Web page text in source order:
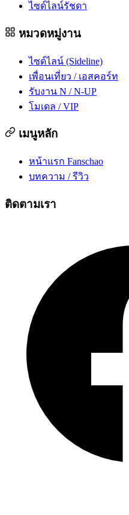
ไซด์ไลน์รัชดา
หมวดหมู่งาน
ไซด์ไลน์ (Sideline)
เพื่อนเที่ยว / เอสคอร์ท
รับงาน N / N-UP
โมเดล / VIP
เมนูหลัก
หน้าแรก Fanschao
บทความ / รีวิว
ติดตามเรา